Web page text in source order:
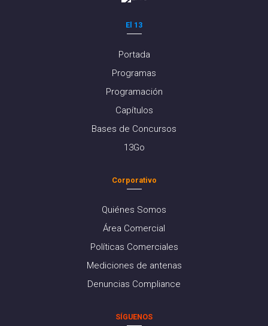
El 13
Portada
Programas
Programación
Capítulos
Bases de Concursos
13Go
Corporativo
Quiénes Somos
Área Comercial
Políticas Comerciales
Mediciones de antenas
Denuncias Compliance
SÍGUENOS